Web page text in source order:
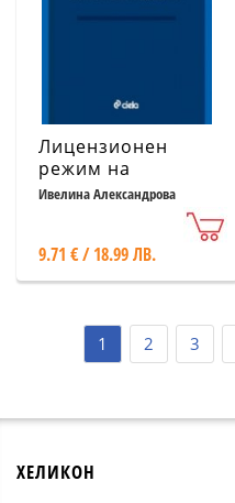
Лицензионен
режим на
лекарствените
медицина
Ивелина Александрова
9.71 € / 18.99 ЛВ.
1 2 3
ХЕЛИКОН